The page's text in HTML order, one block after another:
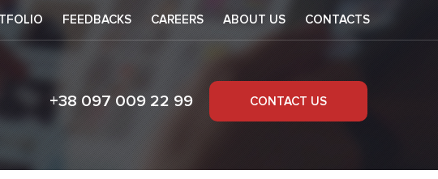
FEEDBACKS CAREERS ABOUT US CONTACTS
+38 097 009 22 99 CONTACT US